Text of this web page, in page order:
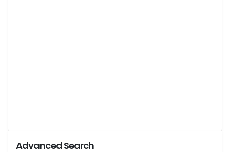
Advanced Search